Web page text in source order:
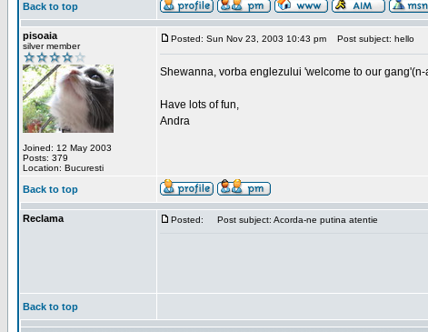
Back to top
pisoaia
silver member
Joined: 12 May 2003
Posts: 379
Location: Bucuresti
Posted: Sun Nov 23, 2003 10:43 pm Post subject: hello
Shewanna, vorba englezului 'welcome to our
Have lots of fun,
Andra
Back to top
Reclama Posted: Post subject: Acorda-ne putina atentie
Back to top